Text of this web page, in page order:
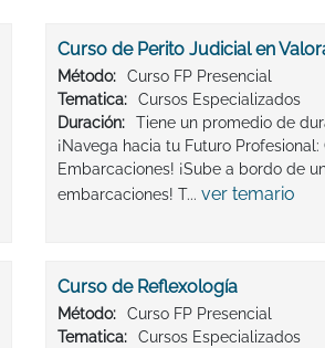
Curso de Perito Judicial en
Método:
Curso FP Presencial
Tematica:
Cursos Especializados
Duración:
Tiene un promedio de
¡Navega hacia tu Futuro
Embarcaciones! ¡Sube a bordo de
embarcaciones! T... ver temario
Curso de Reflexología
Método:
Curso FP Presencial
Tematica:
Cursos Especializados